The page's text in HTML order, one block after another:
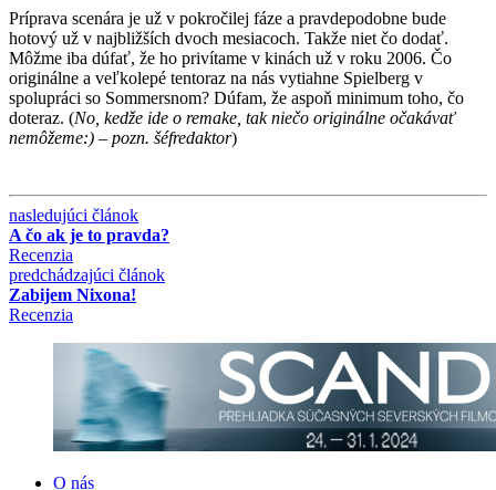
Príprava scenára je už v pokročilej fáze a pravdepodobne bude
hotový už v najbližších dvoch mesiacoch. Takže niet čo dodať.
Môžme iba dúfať, že ho privítame v kinách už v roku 2006. Čo
originálne a veľkolepé tentoraz na nás vytiahne Spielberg v
spolupráci so Sommersnom? Dúfam, že aspoň minimum toho, čo
doteraz. (No, kedže ide o remake, tak niečo originálne očakávať
nemôžeme:) – pozn. šéfredaktor)
nasledujúci článok
A čo ak je to pravda?
Recenzia
predchádzajúci článok
Zabijem Nixona!
Recenzia
O nás